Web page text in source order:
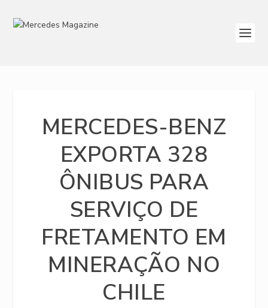
MERCEDES-BENZ
EXPORTA 328
ÔNIBUS PARA
SERVIÇO DE
FRETAMENTO EM
MINERAÇÃO NO
CHILE